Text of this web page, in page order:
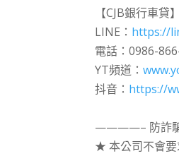
【CJB銀行車
LINE： https://
電話：0986-
YT頻道：
抖音： https://
————– 防詐
★ 本公司不會要